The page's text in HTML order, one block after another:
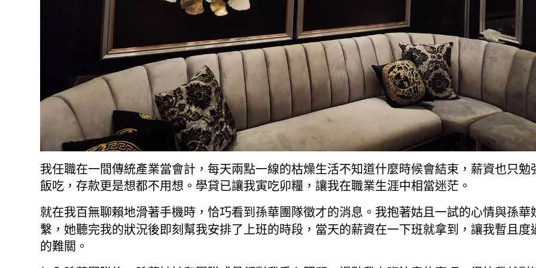
我任職在一間傳統產業當會計，每天兩點一線的枯燥生活不知道什麼時候會結束，薪資也只勉
飯吃，存款更是想都不用想。學貸已讓我寅吃卯糧，讓我在職業生涯中相當迷茫。
就在我百無聊賴地滑著手機時，恰巧看到孫華團隊徵才的消息。我抱著姑且一試的心情與孫華
繫，她聽完我的狀況後即刻幫我安排了上班的時段，當天的薪資在一下班就拿到，讓我暫且度
的難關。